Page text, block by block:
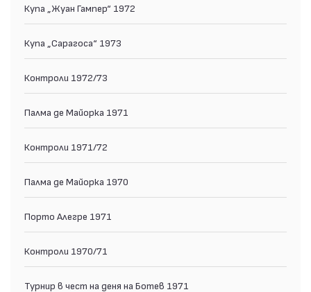
Купа „Жуан Гампер“ 1972
Купа „Сарагоса“ 1973
Контроли 1972/73
Палма де Майорка 1971
Контроли 1971/72
Палма де Майорка 1970
Порто Алегре 1971
Контроли 1970/71
Турнир в чест на деня на Ботев 1971